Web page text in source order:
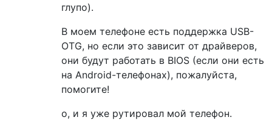
глупо).
В моем телефоне есть поддержка USB-
OTG, но если это зависит от драйверов,
они будут работать в BIOS (если они есть
на Android-телефонах), пожалуйста,
помогите!
о, и я уже рутировал мой телефон.